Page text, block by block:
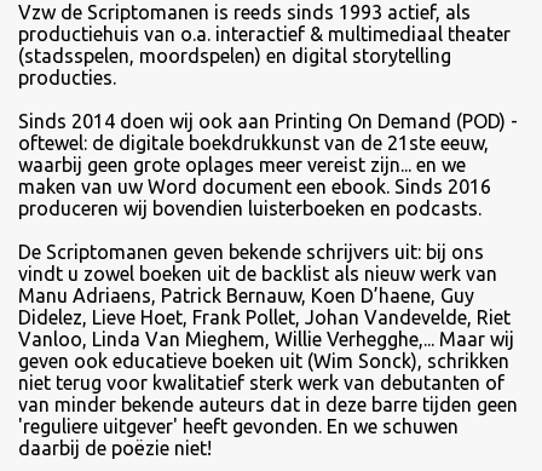
Vzw de Scriptomanen is reeds sinds 1993 actief, als
productiehuis van o.a. interactief & multimediaal theater
(stadsspelen, moordspelen) en digital storytelling
producties.
Sinds 2014 doen wij ook aan Printing On Demand (POD) -
oftewel: de digitale boekdrukkunst van de 21ste eeuw,
waarbij geen grote oplages meer vereist zijn... en we
maken van uw Word document een ebook. Sinds 2016
produceren wij bovendien luisterboeken en podcasts.
De Scriptomanen geven bekende schrijvers uit: bij ons
vindt u zowel boeken uit de backlist als nieuw werk van
Manu Adriaens, Patrick Bernauw, Koen D’haene, Guy
Didelez, Lieve Hoet, Frank Pollet, Johan Vandevelde, Riet
Vanloo, Linda Van Mieghem, Willie Verhegghe,... Maar wij
geven ook educatieve boeken uit (Wim Sonck), schrikken
niet terug voor kwalitatief sterk werk van debutanten of
van minder bekende auteurs dat in deze barre tijden geen
'reguliere uitgever' heeft gevonden. En we schuwen
daarbij de poëzie niet!